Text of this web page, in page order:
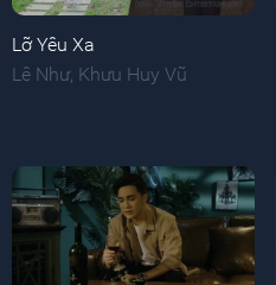
Lỡ Yêu Xa
Lê Như, Khưu Huy Vũ